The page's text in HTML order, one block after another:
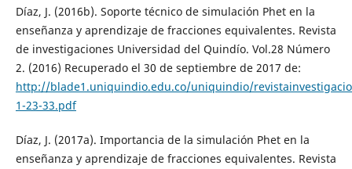
Díaz, J. (2016b). Soporte técnico de simulación Phet en la
enseñanza y aprendizaje de fracciones equivalentes. Revista
de investigaciones Universidad del Quindío. Vol.28 Número
2. (2016) Recuperado el 30 de septiembre de 2017 de:
http://blade1.uniquindio.edu.co/uniquindio/
1-23-33.pdf
Díaz, J. (2017a). Importancia de la simulación Phet en la
enseñanza y aprendizaje de fracciones equivalentes. Revista